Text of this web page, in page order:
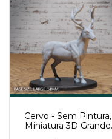
Cervo - Sem Pintura,
Miniatura 3D Grande